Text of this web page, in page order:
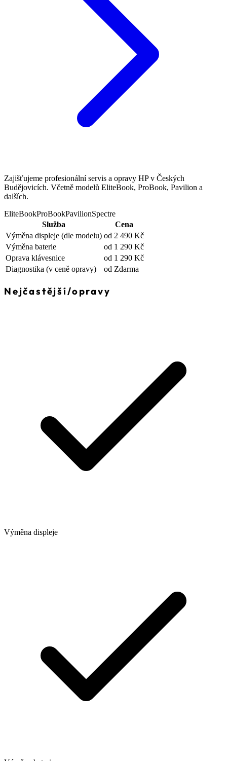
Zajišťujeme profesionální servis a opravy HP v Českých
Budějovicích. Včetně modelů EliteBook, ProBook, Pavilion a
dalších.
EliteBookProBookPavilionSpectre
Služba
Cena
Výměna displeje (dle modelu) od 2 490 Kč
Výměna baterie
od 1 290 Kč
Oprava klávesnice
od 1 290 Kč
Diagnostika (v ceně opravy) od Zdarma
Nejčastější/opravy
Výměna displeje